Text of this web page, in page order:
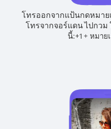
โทรออกจากแป้นกดหมาย
โทรจากจอร์แดน ไปกวม
นี้:+1 + หมาย